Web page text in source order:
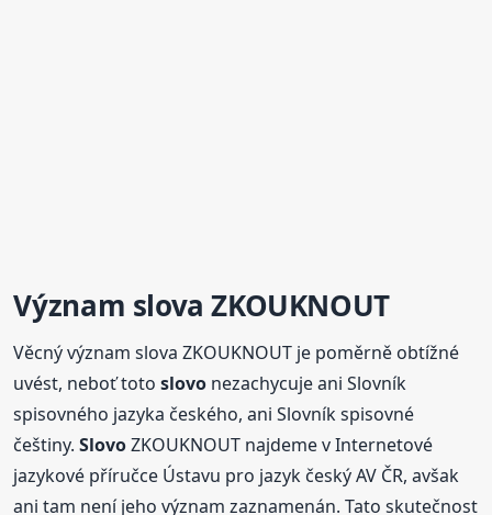
Význam slova ZKOUKNOUT
Věcný význam slova ZKOUKNOUT je poměrně obtížné
uvést, neboť totoslovo nezachycuje ani Slovník
spisovného jazyka českého, ani Slovník spisovné
češtiny.SlovoZKOUKNOUT najdeme v Internetové
jazykové příručce Ústavu pro jazyk český AV ČR, avšak
ani tam není jeho význam zaznamenán. Tato skutečnost